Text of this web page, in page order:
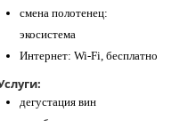
смена полотенец:
экосистема
Интернет: Wi-Fi, бесплатно
дегустация вин